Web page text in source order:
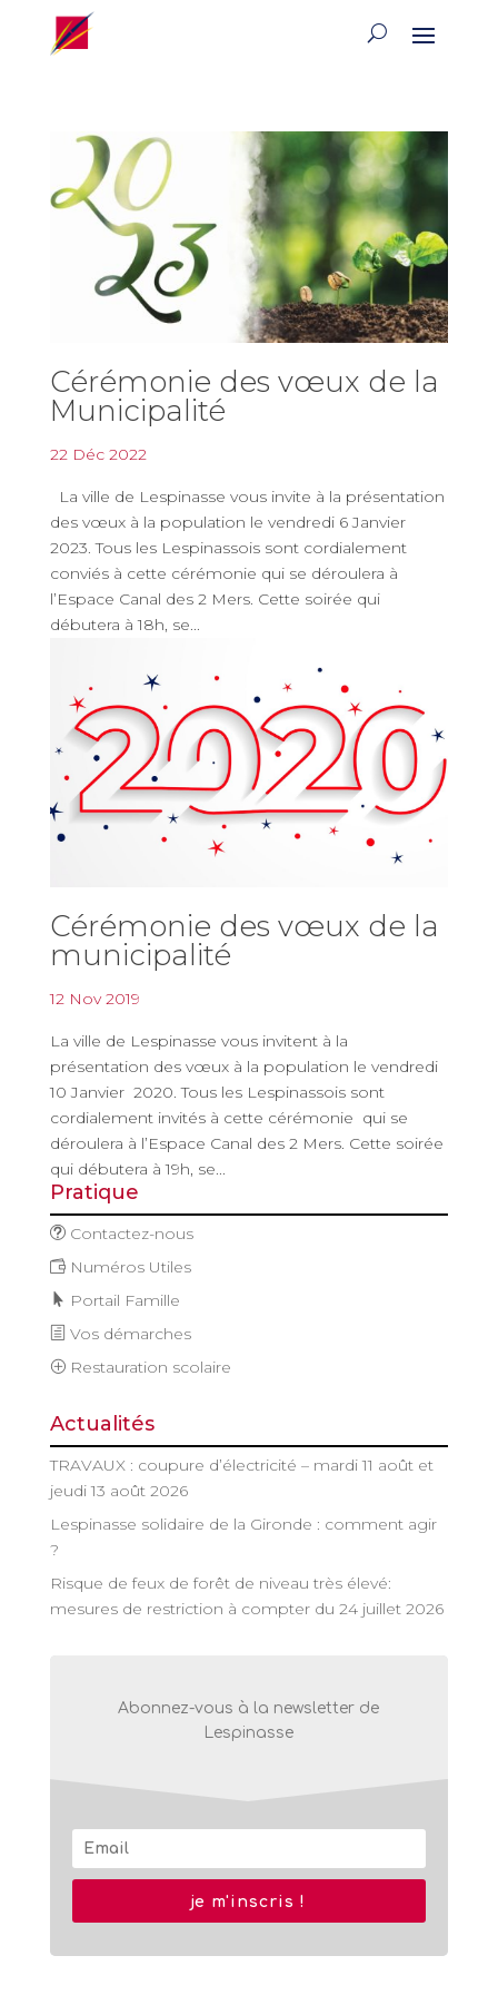
Cérémonie des vœux de la
Municipalité
22 Déc 2022
La ville de Lespinasse vous invite à la présentation
des vœux à la population le vendredi 6 Janvier
2023. Tous les Lespinassois sont cordialement
conviés à cette cérémonie qui se déroulera à
l’Espace Canal des 2 Mers. Cette soirée qui
débutera à 18h, se...
Cérémonie des vœux de la
municipalité
12 Nov 2019
La ville de Lespinasse vous invitent à la
présentation des vœux à la population le vendredi
10 Janvier 2020. Tous les Lespinassois sont
cordialement invités à cette cérémonie qui se
déroulera à l’Espace Canal des 2 Mers. Cette soirée
qui débutera à 19h, se...
Pratique
Contactez-nous
Numéros Utiles
Portail Famille
Vos démarches
Restauration scolaire
Actualités
TRAVAUX : coupure d’électricité – mardi 11 août et
jeudi 13 août 2026
Lespinasse solidaire de la Gironde : comment agir
?
Risque de feux de forêt de niveau très élevé:
mesures de restriction à compter du 24 juillet 2026
Abonnez-vous à la newsletter de
Lespinasse
je m'inscris !